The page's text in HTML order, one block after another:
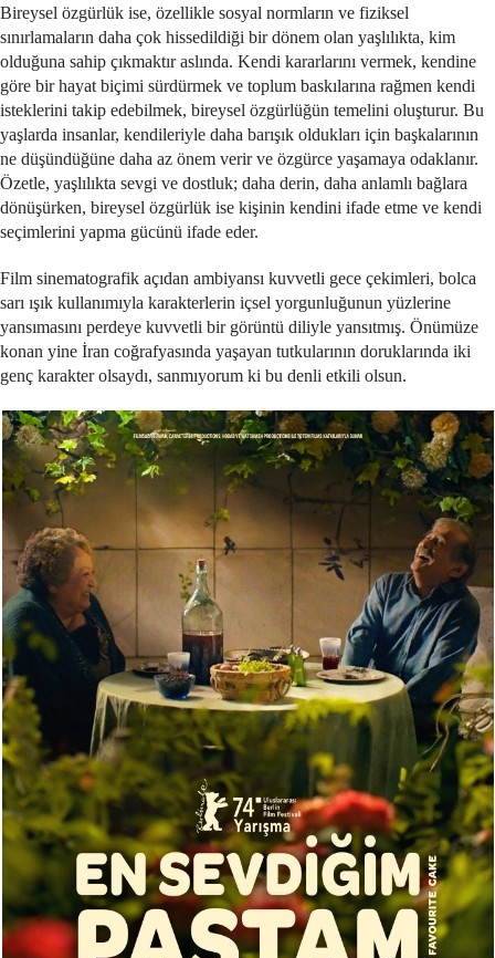
Bireysel özgürlük ise, özellikle sosyal normların ve fiziksel
sınırlamaların daha çok hissedildiği bir dönem olan yaşlılıkta, kim
olduğuna sahip çıkmaktır aslında. Kendi kararlarını vermek, kendine
göre bir hayat biçimi sürdürmek ve toplum baskılarına rağmen kendi
isteklerini takip edebilmek, bireysel özgürlüğün temelini oluşturur. Bu
yaşlarda insanlar, kendileriyle daha barışık oldukları için başkalarının
ne düşündüğüne daha az önem verir ve özgürce yaşamaya odaklanır.
Özetle, yaşlılıkta sevgi ve dostluk; daha derin, daha anlamlı bağlara
dönüşürken, bireysel özgürlük ise kişinin kendini ifade etme ve kendi
seçimlerini yapma gücünü ifade eder.
Film sinematografik açıdan ambiyansı kuvvetli gece çekimleri, bolca
sarı ışık kullanımıyla karakterlerin içsel yorgunluğunun yüzlerine
yansımasını perdeye kuvvetli bir görüntü diliyle yansıtmış. Önümüze
konan yine İran coğrafyasında yaşayan tutkularının doruklarında iki
genç karakter olsaydı, sanmıyorum ki bu denli etkili olsun.